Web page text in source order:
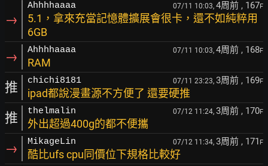
→
Ahhhhaaaa 07/11 10:03, 4周前 , 167F
5.1，拿來充當記憶體擴展會很卡，還不如純粹用
6GB
→ Ahhhhaaaa 07/11 10:03, 4周前 , 168F
RAM
推 chichi8181 07/11 23:23, 3周前 , 169F
ipad都說漫畫源不方便了 還要硬推
推 thelmalin 07/12 11:24, 3周前 , 170F
外出超過400g的都不便攜
→ MikageLin 07/12 11:34, 3周前 , 171 F
酷比ufs cpu同價位下規格比較好